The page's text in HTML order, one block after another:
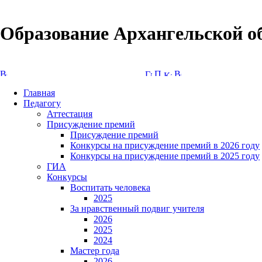
Образование Архангельской
Главная
Педагогу
Аттестация
Присуждение премий
Присуждение премий
Конкурсы на присуждение премий в 2026 году
Конкурсы на присуждение премий в 2025 году
ГИА
Конкурсы
Воспитать человека
2025
За нравственный подвиг учителя
2026
2025
2024
Мастер года